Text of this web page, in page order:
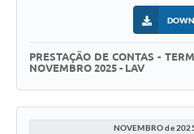
PRESTAÇÃO DE CONTAS -
NOVEMBRO 2025 - LAV
NOVEMBRO de